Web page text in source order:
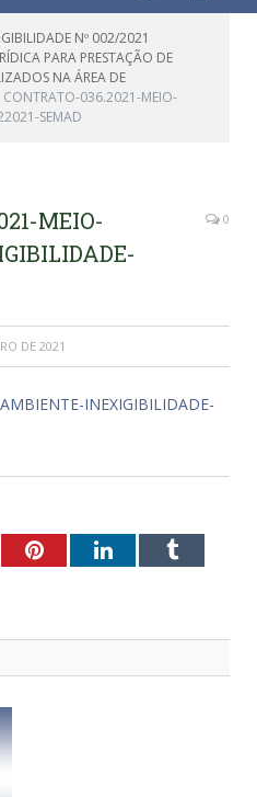
Nº 002/2021
PARA PRESTAÇÃO DE
NA ÁREA DE
CONTRATO-036.2021-MEIO-
SEMAD
MEIO-
0
DE 2021
INEXIGIBILIDADE-
PinterestLinkedInTumblr